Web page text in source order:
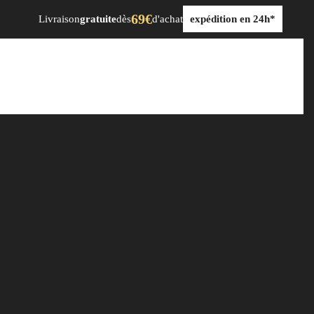
Livraisongratuitedès69€d'achat expédition en 24h*